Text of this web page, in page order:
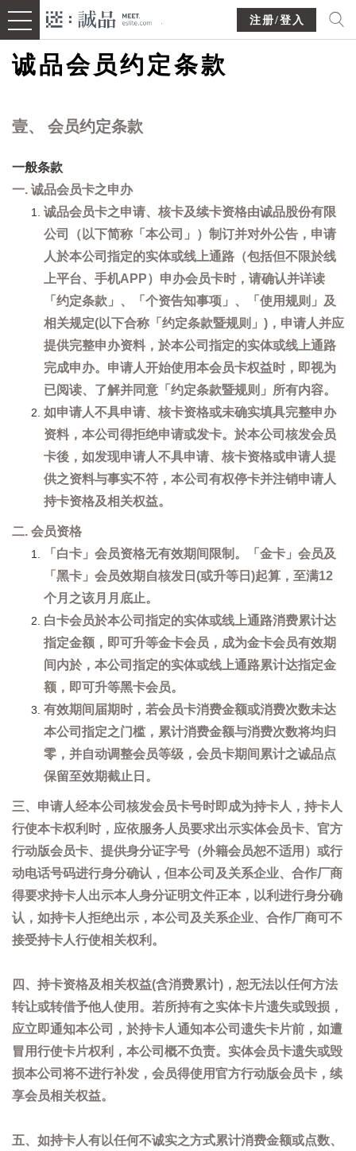
注册/登入
诚品会员约定条款
壹、 会员约定条款
一般条款
一. 诚品会员卡之申办
诚品会员卡之申请、核卡及续卡资格由诚品股份有限
公司（以下简称「本公司」）制订并对外公告，申请
人於本公司指定的实体或线上通路（包括但不限於线
上平台、手机APP）申办会员卡时，请确认并详读
「约定条款」、「个资告知事项」、「使用规则」及
相关规定(以下合称「约定条款暨规则」)，申请人并应
提供完整申办资料，於本公司指定的实体或线上通路
完成申办。申请人开始使用本会员卡权益时，即视为
已阅读、了解并同意「约定条款暨规则」所有内容。
如申请人不具申请、核卡资格或未确实填具完整申办
资料，本公司得拒绝申请或发卡。於本公司核发会员
卡後，如发现申请人不具申请、核卡资格或申请人提
供之资料与事实不符，本公司有权停卡并注销申请人
持卡资格及相关权益。
二. 会员资格
「白卡」会员资格无有效期间限制。「金卡」会员及
「黑卡」会员效期自核发日(或升等日)起算，至满12
个月之该月月底止。
白卡会员於本公司指定的实体或线上通路消费累计达
指定金额，即可升等金卡会员，成为金卡会员有效期
间内於，本公司指定的实体或线上通路累计达指定金
额，即可升等黑卡会员。
有效期间届期时，若会员卡消费金额或消费次数未达
本公司指定之门槛，累计消费金额与消费次数将均归
零，并自动调整会员等级，会员卡期间累计之诚品点
保留至效期截止日。
三、申请人经本公司核发会员卡号时即成为持卡人，持卡人
行使本卡权利时，应依服务人员要求出示实体会员卡、官方
行动版会员卡、提供身分证字号（外籍会员恕不适用）或行
动电话号码进行身分确认，但本公司及关系企业、合作厂商
得要求持卡人出示本人身分证明文件正本，以利进行身分确
认，如持卡人拒绝出示，本公司及关系企业、合作厂商可不
接受持卡人行使相关权利。
四、持卡资格及相关权益(含消费累计)，恕无法以任何方法
转让或转借予他人使用。若所持有之实体卡片遗失或毁损，
应立即通知本公司，於持卡人通知本公司遗失卡片前，如遭
冒用行使卡片权利，本公司概不负责。实体会员卡遗失或毁
损本公司将不进行补发，会员得使用官方行动版会员卡，续
享会员相关权益。
五、如持卡人有以任何不诚实之方式累计消费金额或点数、